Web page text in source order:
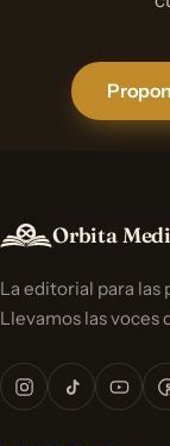
Orbita
La editorial para las
Llevamos las voces